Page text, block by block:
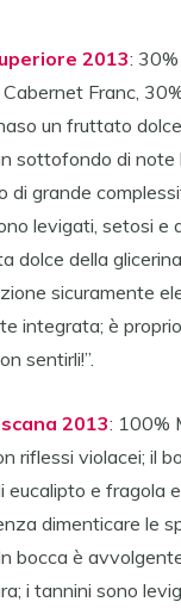
2013:
Franc,
un fruttato
sottofondo di note
di grande
levigati, setosi e
dolce della
sicuramente
integrata; è proprio
sentirli!”.
2013: 100%
riflessi violacei; il
eucalipto e fragola
dimenticare le
bocca è
i tannini sono